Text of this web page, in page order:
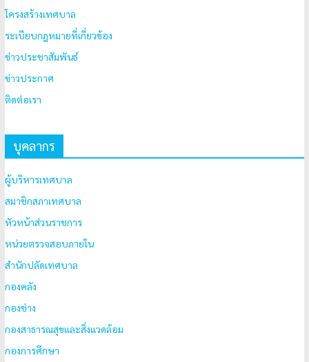
โครงสร้างเทศบาล
ระเบียบกฎหมายที่เกี่ยวข้อง
ข่าวประชาสัมพันธ์
ข่าวประกาศ
ติดต่อเรา
บุคลากร
ผู้บริหารเทศบาล
สมาชิกสภาเทศบาล
หัวหน้าส่วนราชการ
หน่วยตรวจสอบภายใน
สำนักปลัดเทศบาล
กองคลัง
กองช่าง
กองสาธารณสุขและสิ่งแวดล้อม
กองการศึกษา